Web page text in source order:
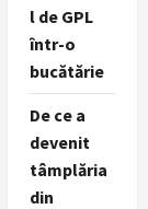
l de GPL
într-o
bucătărie
De ce a
devenit
tâmplăria
din